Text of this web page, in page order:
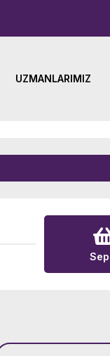
UZMANLARIMIZ